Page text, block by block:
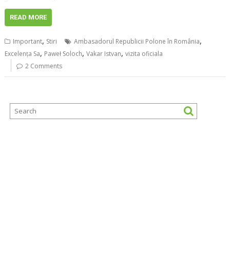
READ MORE
Important, Stiri Ambasadorul Republicii Polone în România,
Excelența Sa, Paweł Soloch,Vakar Istvan,vizita oficiala
2 Comments